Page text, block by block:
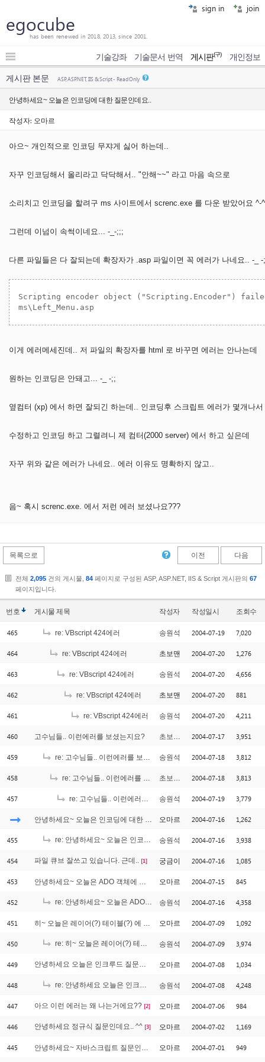
sign in join
egocube
has been renewed in 2018, 2013, since 2001.
기술강좌 기술문서 번역 게시판(구) 개인정보
게시판 본문 ASP, ASP.NET, IIS & Script - Read Only
안녕하세요~ 오늘은 인코딩에 대한 질문인데요..
작성자: 오마르
아으~ 개인적으로 인코딩 무쟈게 싫어 하는데..
자꾸 인코딩해서 올리라고 닥닥해서.. "안해~~" 라고 마음 속으로
소리치고 인코딩을 할려구 ms 사이트에서 screnc.exe 를 다운 받았어요 ^-
그런데 이넘이 속썩이네요... -_-;;;
다른 파일들은 다 잘되는데 확장자가 .asp 파일이면 꼭 에러가 나네요.. -_ -
Scripting encoder object ("Scripting.Encoder")
이게 에러메세진데.. 저 파일의 확장자를 html 로 바꾸면 에러는 안나는데
원하는 인코딩은 안돼고... -_ -;;
옆컴터 (xp) 에서 하면 잘되긴 하는데.. 인코딩후 스크립트 에러가 몇개나서
수정하고 인코딩 하고 그렬려니 제 컴터(2000 server) 에서 하고 싶은데
자꾸 위와 같은 에러가 나네요.. 에러 이유도 명확하지 않고..
음~ 혹시 screnc.exe. 에서 저런 에러 보셨나요???
목록으로 이전 다음
전체 2,095 건의 게시물, 84 페이지로 구성된 ASP, ASP.NET, IIS & Script 게시판의 67
페이지입니다.
번호 게시물제목 작성자 작성일시 조회수
465 re: VBscript 424에러 송원석 2004-07-19 7,020
464 re: VBscript 424에러 초보맨 2004-07-20 1,276
463 re: VBscript 424에러 송원석 2004-07-20 4,656
462 re: VBscript 424에러 초보맨 2004-07-20 881
461 re: VBscript 424에러 송원석 2004-07-20 4,211
460 고수님들.. 이런에러를 보셨는지요? 초보는외롭다 2004-07-17 3,951
459 re: 고수님들.. 이런에러를 보셨는지요? 송원석 2004-07-18 3,812
458 re: 고수님들.. 이런에러를 보셨는지요? 초보는외롭다 2004-07-18 3,813
457 re: 고수님들.. 이런에러를 보셨는지요? 송원석 2004-07-19 3,779
안녕하세요~ 오늘은 인코딩에 대한 질문인데요.. 오마르 2004-07-16 1,262
455 re: 안녕하세요~ 오늘은 인코딩에 대한 질문인데요.. [1]
송원석 2004-07-16 3,938
454 파일 큐브 잘쓰고 있습니다. 근데.. [1] 궁금이 2004-07-16 1,085
453 안녕하세요~ 오늘은 ADO 객체에 대해 질문인데요~ ^^ 오마르 2004-07-15 845
452 re: 안녕하세요~ 오늘은 ADO 객체에 대해 질문인데요~ ^^ [3]
송원석 2004-07-16 4,358
451 히~ 오늘은 레이어(?) 테이블(?) 에 대해 궁금한게 있는데요.. ^^ 오마르 2004-07-09 1,092
450 re: 히~ 오늘은 레이어(?) 테이블(?) 에 대해 궁금한게 있는데요.. ^^ 송원석 2004-07-09 3,974
449 안녕하세요 오늘은 인크루드 질문인데요 ^^ [1]
오마르 2004-07-08 1,034
448 re: 안녕하세요 오늘은 인크루드 질문인데요 ^^ [1]
송원석 2004-07-08 4,248
447 아으 이런 에러는 왜 나는거에요?? [2] 오마르 2004-07-06 984
446 안녕하세요 정규식 질문인데요.. ^^ [3] 오마르 2004-07-02 1,169
445 안녕하세요~ 자바스크립트 질문인데요 ^^ 오마르 2004-07-01 949